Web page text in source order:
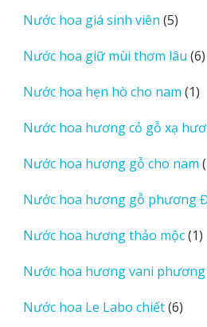
Nước hoa giá sinh viên 55
phẩm
Nước hoa giữ mùi thơm lâu 66
Nước hoa hẹn hò cho nam 11
Nước hoa hương cỏ gỗ xạ
Nước hoa hương gỗ cho nam
Nước hoa hương gỗ phương
Nước hoa hương thảo mộc 11
Nước hoa hương vani
Nước hoa Le Labo chiết 66